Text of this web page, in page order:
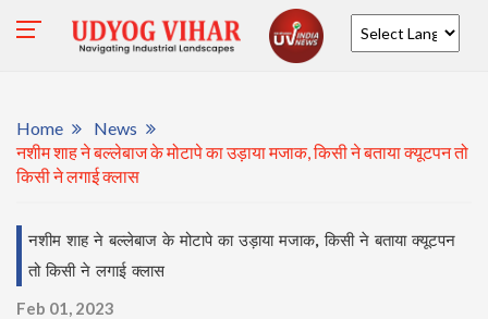
Home
News
नशीम शाह ने बल्लेबाज के मोटापे का उड़ाया मजाक, किसी ने बताया क्यूटपन तो
किसी ने लगाई क्लास
नशीम शाह ने बल्लेबाज के मोटापे का उड़ाया मजाक, किसी ने बताया क्यूटपन
तो किसी ने लगाई क्लास
Feb 01, 2023